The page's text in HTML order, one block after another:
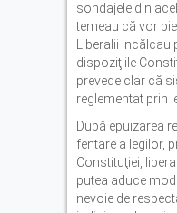
sondajele din
temeau că vor
Liberalii
dispoziţiile
prevede clar că
reglementat prin
După epuizarea
fentare a legilor,
Constituţiei,
putea aduce
nevoie de